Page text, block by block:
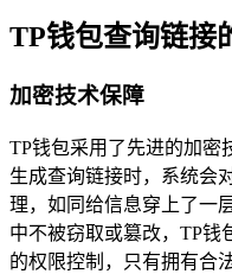
TP钱包查询链接
加密技术保障
TP钱包采用了先进的加密
生成查询链接时，系统会
理，如同给信息穿上了一
中不被窃取或篡改，TP钱
的权限控制，只有拥有合